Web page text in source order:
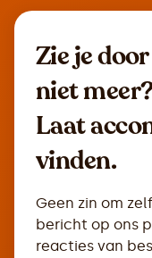
Zie je
niet
Laat
vinden.
Geen zin om
bericht op ons
reacties van